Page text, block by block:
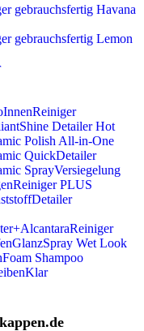
gebrauchsfertig Havana
gebrauchsfertig Lemon
DetailerHot
Polish All-in-One
QuickDetailer
SprayVersiegelung
PLUS
Wet Look
Shampoo